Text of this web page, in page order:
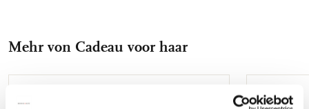
teilen
Mehr von Cadeau voor haar